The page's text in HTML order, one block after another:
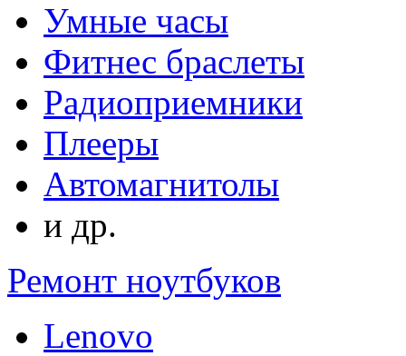
Умные часы
Фитнес браслеты
Радиоприемники
Плееры
Автомагнитолы
и др.
Ремонт ноутбуков
Lenovo